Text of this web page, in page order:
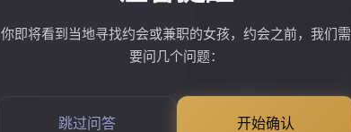
你即将看到当地寻找约会或兼职的女孩，约会之前，我们需
要问几个问题：
跳过问答 开始确认